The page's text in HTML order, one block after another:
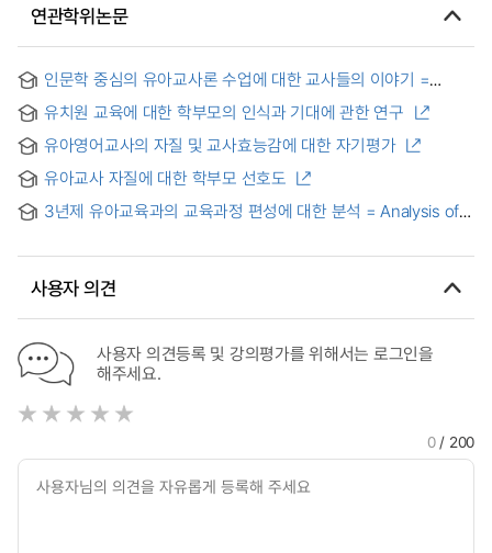
연관학위논문
인문학 중심의 유아교사론 수업에 대한 교사들의 이야기 =
Teacher Education Focusing on ‘Humanity’
유치원 교육에 대한 학부모의 인식과 기대에 관한 연구
유아영어교사의 자질 및 교사효능감에 대한 자기평가
유아교사 자질에 대한 학부모 선호도
3년제 유아교육과의 교육과정 편성에 대한 분석 = Analysis of
사용자 의견
사용자 의견등록 및 강의평가를 위해서는 로그인을
해주세요.
0/ 200